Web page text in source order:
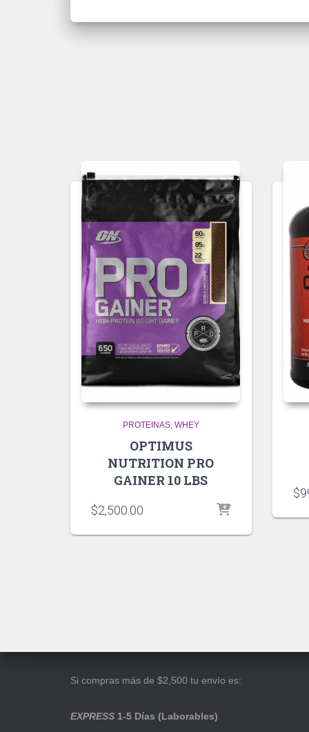
PROTEINAS WHEY
OPTIMUS
NUTRITION PRO
GAINER 10 LBS
$2,500.00
$
Si compras más de $2,500 tu envío es:
EXPRESS 1-5 Días (Laborables)